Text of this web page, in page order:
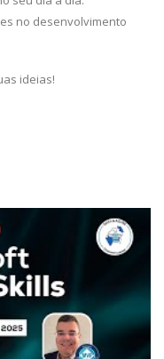
no desenvolvimento
ideias!